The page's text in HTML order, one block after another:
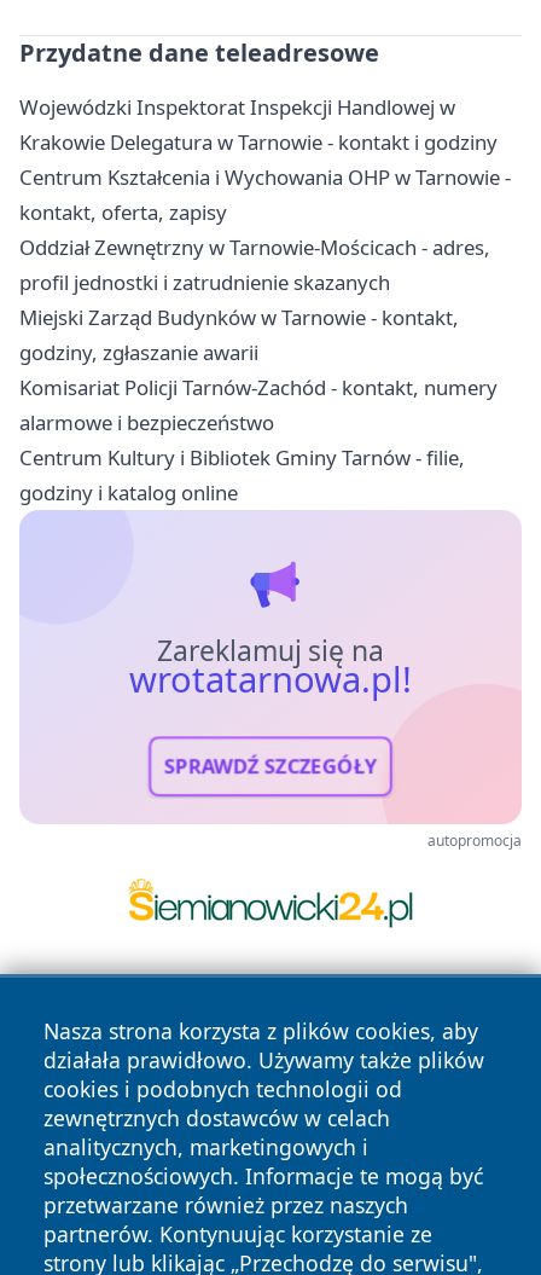
Przydatne dane teleadresowe
Wojewódzki Inspektorat Inspekcji Handlowej w
Krakowie Delegatura w Tarnowie - kontakt i godziny
Centrum Kształcenia i Wychowania OHP w Tarnowie -
kontakt, oferta, zapisy
Oddział Zewnętrzny w Tarnowie-Mościcach - adres,
profil jednostki i zatrudnienie skazanych
Miejski Zarząd Budynków w Tarnowie - kontakt,
godziny, zgłaszanie awarii
Komisariat Policji Tarnów-Zachód - kontakt, numery
alarmowe i bezpieczeństwo
Centrum Kultury i Bibliotek Gminy Tarnów - filie,
godziny i katalog online
Zareklamuj się na
wrotatarnowa.pl!
SPRAWDŹ SZCZEGÓŁY
autopromocja
Nasza strona korzysta z plików cookies, aby
działała prawidłowo. Używamy także plików
cookies i podobnych technologii od
zewnętrznych dostawców w celach
analitycznych, marketingowych i
społecznościowych. Informacje te mogą być
przetwarzane również przez naszych
partnerów. Kontynuując korzystanie ze
strony lub klikając „Przechodzę do serwisu",
Copyright © 2026 wrotatarnowa.pl Wszystkie prawa
zastrzeżone.
News Autorzy
Polityka
Prywatności
Polityka
Cookies